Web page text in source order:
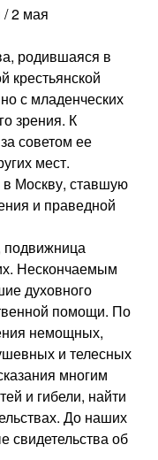
2 мая
родившаяся в
крестьянской
с младенческих
зрения. К
советом ее
мест.
Москву, ставшую
и праведной
Нескончаемым
духовного
помощи. По
немощных,
и телесных
многим
и гибели, найти
До наших
свидетельства об